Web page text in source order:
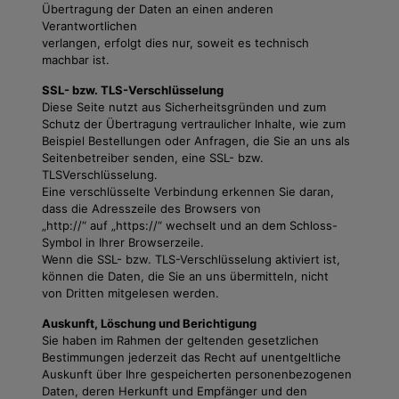
Übertragung der Daten an einen anderen
Verantwortlichen
verlangen, erfolgt dies nur, soweit es technisch
machbar ist.
SSL- bzw. TLS-Verschlüsselung
Diese Seite nutzt aus Sicherheitsgründen und zum
Schutz der Übertragung vertraulicher Inhalte, wie zum
Beispiel Bestellungen oder Anfragen, die Sie an uns als
Seitenbetreiber senden, eine SSL- bzw.
TLSVerschlüsselung.
Eine verschlüsselte Verbindung erkennen Sie daran,
dass die Adresszeile des Browsers von
„http://“ auf „https://“ wechselt und an dem Schloss-
Symbol in Ihrer Browserzeile.
Wenn die SSL- bzw. TLS-Verschlüsselung aktiviert ist,
können die Daten, die Sie an uns übermitteln, nicht
von Dritten mitgelesen werden.
Auskunft, Löschung und Berichtigung
Sie haben im Rahmen der geltenden gesetzlichen
Bestimmungen jederzeit das Recht auf unentgeltliche
Auskunft über Ihre gespeicherten personenbezogenen
Daten, deren Herkunft und Empfänger und den